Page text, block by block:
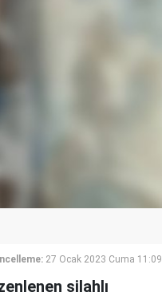
27 Ocak 2023 Cuma 11:09
silahlı